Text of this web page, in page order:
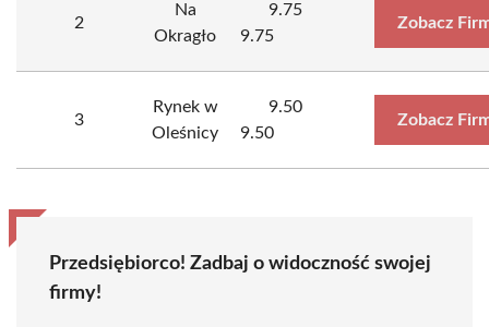
2
Na
Okragło
9.75
9.75
Zobacz
3
Rynek w
Oleśnicy
9.50
9.50
Zobacz
Przedsiębiorco! Zadbaj o widoczność swojej
firmy!